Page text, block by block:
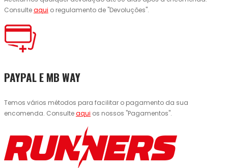
Consulteaqui o regulamento de "Devoluções".
PAYPAL E MB WAY
Temos vários métodos para facilitar o pagamento da sua
encomenda. Consulteaqui os nossos "Pagamentos".